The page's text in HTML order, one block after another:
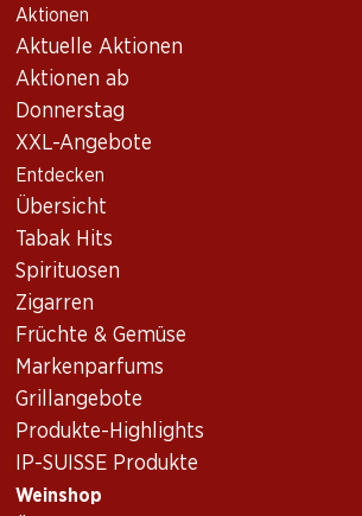
Aktionen
Aktuelle Aktionen
Aktionen ab
Donnerstag
XXL-Angebote
Entdecken
Übersicht
Tabak Hits
Spirituosen
Zigarren
Früchte & Gemüse
Markenparfums
Grillangebote
Produkte-Highlights
IP-SUISSE Produkte
Weinshop
Wein Sortiment
Provence
Provence
de
Studio by Miraval Rosé
2025